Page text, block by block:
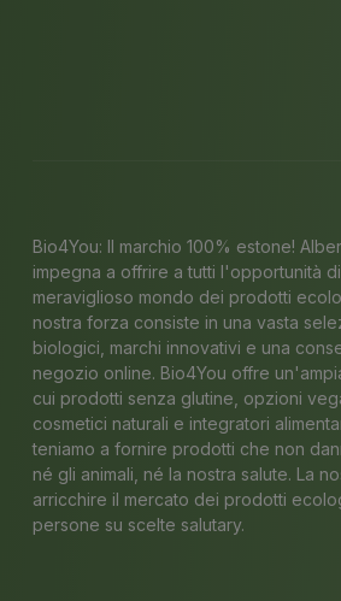
Bio4You: Il marchio 100% estone!
impegna a offrire a tutti l'opportunità
meraviglioso mondo dei prodotti
nostra forza consiste in una vasta
biologici, marchi innovativi e una
negozio online. Bio4You offre
cui prodotti senza glutine, opzioni
cosmetici naturali e integratori
teniamo a fornire prodotti che non
né gli animali, né la nostra salute. La
arricchire il mercato dei prodotti
persone su scelte salutary.